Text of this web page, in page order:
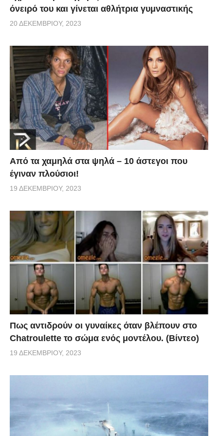
όνειρό του και γίνεται αθλήτρια γυμναστικής
20 ΔΕΚΕΜΒΡΊΟΥ, 2023
Από τα χαμηλά στα ψηλά – 10 άστεγοι που
έγιναν πλούσιοι!
19 ΔΕΚΕΜΒΡΊΟΥ, 2023
Πως αντιδρούν οι γυναίκες όταν βλέπουν στο
Chatroulette το σώμα ενός μοντέλου. (Βίντεο)
19 ΔΕΚΕΜΒΡΊΟΥ, 2023